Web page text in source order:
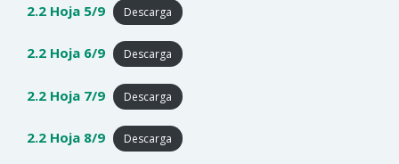
2.2 Hoja 5/9 Descarga
2.2 Hoja 6/9 Descarga
2.2 Hoja 7/9 Descarga
2.2 Hoja 8/9 Descarga